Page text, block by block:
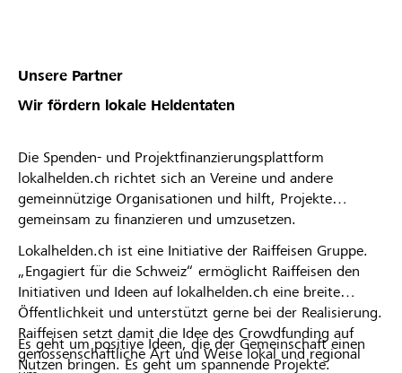
Unsere Partner
Wir fördern lokale Heldentaten
Die Spenden- und Projektfinanzierungsplattform
lokalhelden.ch richtet sich an Vereine und andere
gemeinnützige Organisationen und hilft, Projekte
gemeinsam zu finanzieren und umzusetzen.
Lokalhelden.ch ist eine Initiative der Raiffeisen Gruppe.
„Engagiert für die Schweiz“ ermöglicht Raiffeisen den
Initiativen und Ideen auf lokalhelden.ch eine breite
Öffentlichkeit und unterstützt gerne bei der Realisierung.
Raiffeisen setzt damit die Idee des Crowdfunding auf
genossenschaftliche Art und Weise lokal und regional
Es geht um positive Ideen, die der Gemeinschaft einen
Nutzen bringen. Es geht um spannende Projekte.